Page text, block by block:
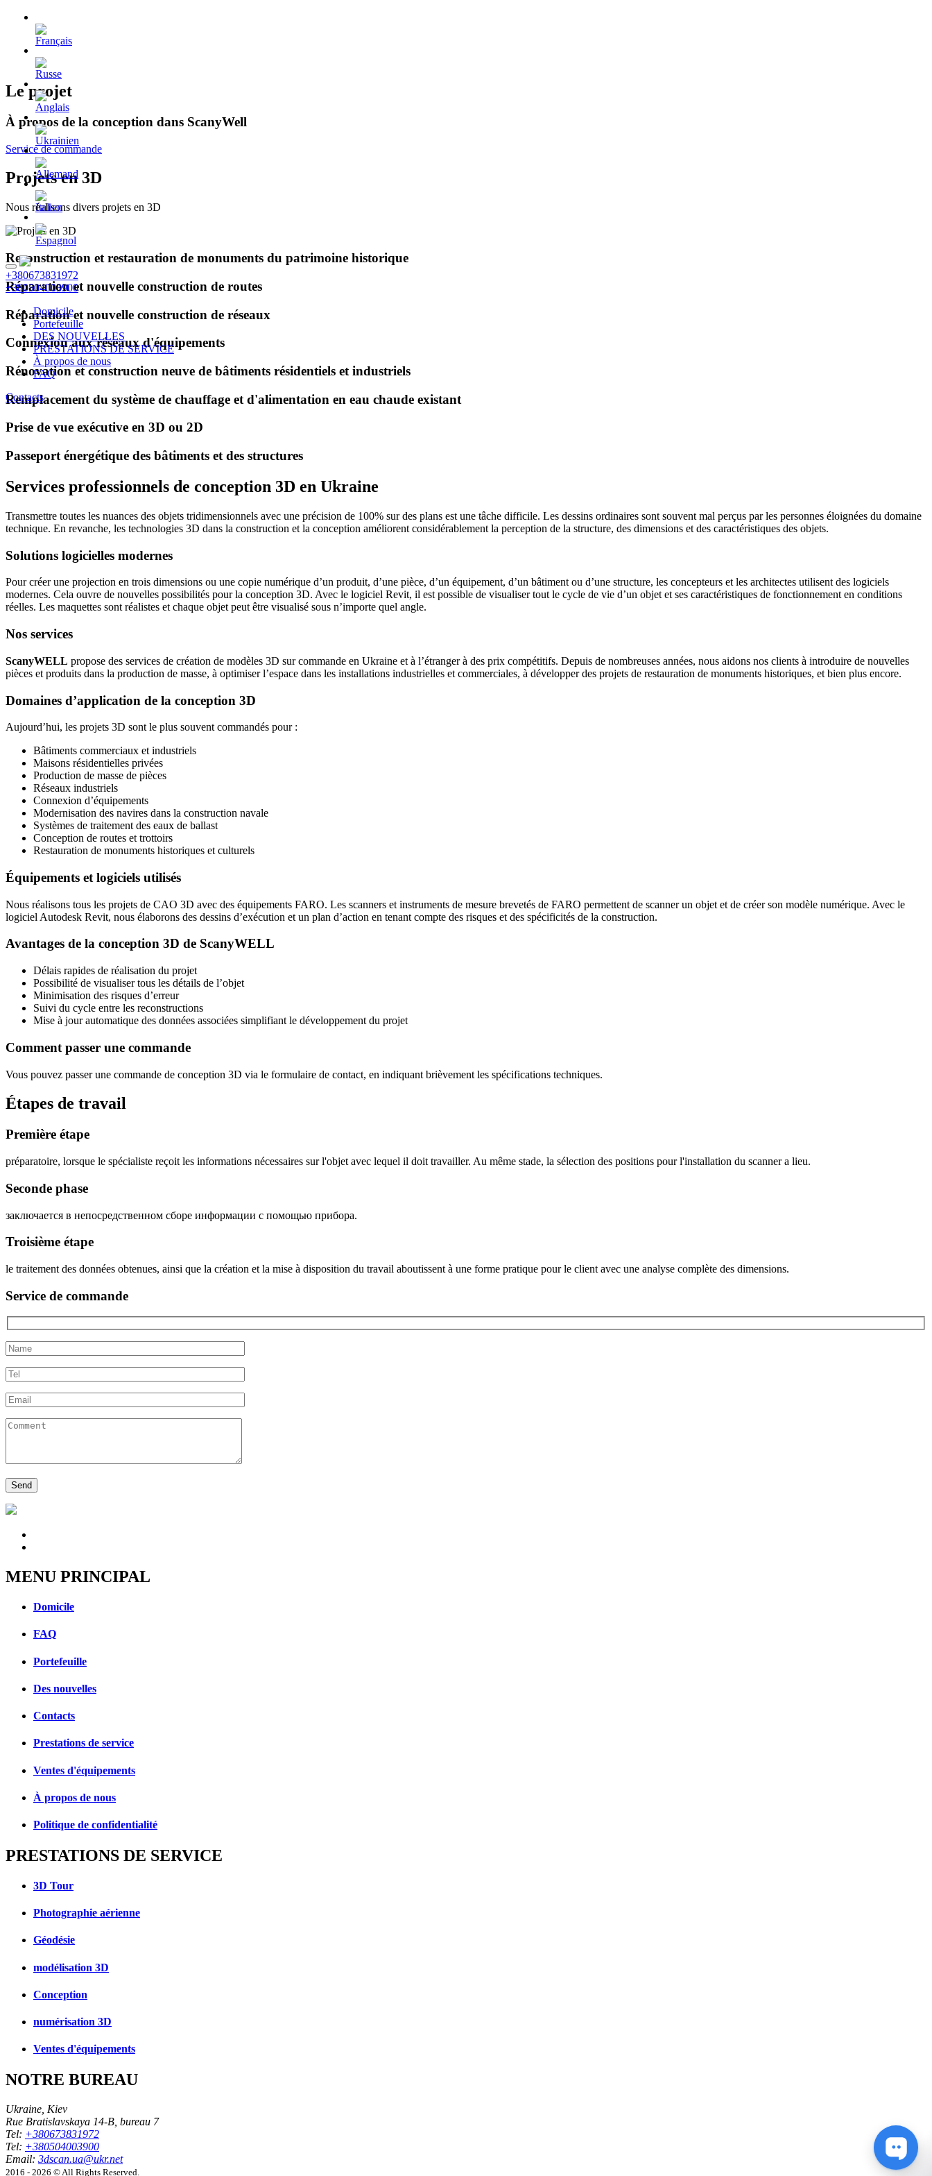
+380673831972
+380504003900
Domicile
Portefeuille
DES NOUVELLES
PRESTATIONS DE SERVICE
À propos de nous
FAQ
Contacts
Le projet
À propos de la conception dans ScanyWell
Service de commande
Projets en 3D
Nous réalisons divers projets en 3D
Reconstruction et restauration de monuments du patrimoine historique
Réparation et nouvelle construction de routes
Réparation et nouvelle construction de réseaux
Connexion aux réseaux d'équipements
Rénovation et construction neuve de bâtiments résidentiels et industriels
Remplacement du système de chauffage et d'alimentation en eau chaude existant
Prise de vue exécutive en 3D ou 2D
Passeport énergétique des bâtiments et des structures
Services professionnels de conception 3D en Ukraine
Transmettre toutes les nuances des objets tridimensionnels avec une précision de 100% sur des plans est une tâche difficile. Les dessins ordinaires sont souvent mal perçus par les personnes éloignées du domaine
technique. En revanche, les technologies 3D dans la construction et la conception améliorent considérablement la perception de la structure, des dimensions et des caractéristiques des objets.
Solutions logicielles modernes
Pour créer une projection en trois dimensions ou une copie numérique d’un produit, d’une pièce, d’un équipement, d’un bâtiment ou d’une structure, les concepteurs et les architectes utilisent des logiciels
modernes. Cela ouvre de nouvelles possibilités pour la conception 3D. Avec le logiciel Revit, il est possible de visualiser tout le cycle de vie d’un objet et ses caractéristiques de fonctionnement en conditions
réelles. Les maquettes sont réalistes et chaque objet peut être visualisé sous n’importe quel angle.
Nos services
ScanyWELL propose des services de création de modèles 3D sur commande en Ukraine et à l’étranger à des prix compétitifs. Depuis de nombreuses années, nous aidons nos clients à introduire de nouvelles
pièces et produits dans la production de masse, à optimiser l’espace dans les installations industrielles et commerciales, à développer des projets de restauration de monuments historiques, et bien plus encore.
Domaines d’application de la conception 3D
Aujourd’hui, les projets 3D sont le plus souvent commandés pour :
Bâtiments commerciaux et industriels
Maisons résidentielles privées
Production de masse de pièces
Réseaux industriels
Connexion d’équipements
Modernisation des navires dans la construction navale
Systèmes de traitement des eaux de ballast
Conception de routes et trottoirs
Restauration de monuments historiques et culturels
Équipements et logiciels utilisés
Nous réalisons tous les projets de CAO 3D avec des équipements FARO. Les scanners et instruments de mesure brevetés de FARO permettent de scanner un objet et de créer son modèle numérique. Avec le
logiciel Autodesk Revit, nous élaborons des dessins d’exécution et un plan d’action en tenant compte des risques et des spécificités de la construction.
Avantages de la conception 3D de ScanyWELL
Délais rapides de réalisation du projet
Possibilité de visualiser tous les détails de l’objet
Minimisation des risques d’erreur
Suivi du cycle entre les reconstructions
Mise à jour automatique des données associées simplifiant le développement du projet
Comment passer une commande
Vous pouvez passer une commande de conception 3D via le formulaire de contact, en indiquant brièvement les spécifications techniques.
Étapes de travail
Première étape
préparatoire, lorsque le spécialiste reçoit les informations nécessaires sur l'objet avec lequel il doit travailler. Au même stade, la sélection des positions pour l'installation du scanner a lieu.
Seconde phase
заключается в непосредственном сборе информации с помощью прибора.
Troisième étape
le traitement des données obtenues, ainsi que la création et la mise à disposition du travail aboutissent à une forme pratique pour le client avec une analyse complète des dimensions.
Service de commande
MENU PRINCIPAL
Domicile
FAQ
Portefeuille
Des nouvelles
Contacts
Prestations de service
Ventes d'équipements
À propos de nous
Politique de confidentialité
PRESTATIONS DE SERVICE
3D Tour
Photographie aérienne
Géodésie
modélisation 3D
Conception
numérisation 3D
Ventes d'équipements
NOTRE BUREAU
Ukraine, Kiev
Rue Bratislavskaya 14-B, bureau 7
Tel: +380673831972
Tel: +380504003900
Email: 3dscan.ua@ukr.net
2016 - 2026 © All Rights Reserved.